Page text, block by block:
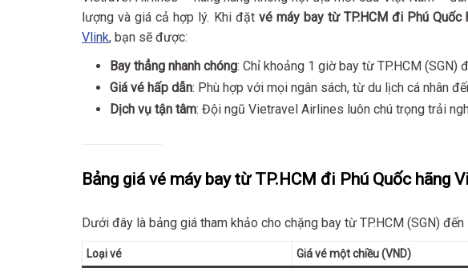
lượng và giá cả hợp lý. Khi đặt vé máy bay từ TP.HCM đi Phú
Vlink, bạn sẽ được:
Bay thẳng nhanh chóng: Chỉ khoảng 1 giờ bay từ TP.HCM (SGN)
Giá vé hấp dẫn: Phù hợp với mọi ngân sách, từ du lịch cá nhân
Dịch vụ tận tâm: Đội ngũ Vietravel Airlines luôn chú trọng trải
Bảng giá vé máy bay từ TP.HCM đi Phú Quốc hãng
Dưới đây là bảng giá tham khảo cho chặng bay từ TP.HCM (SGN)
Loại vé Giá vé một chiều (VND)